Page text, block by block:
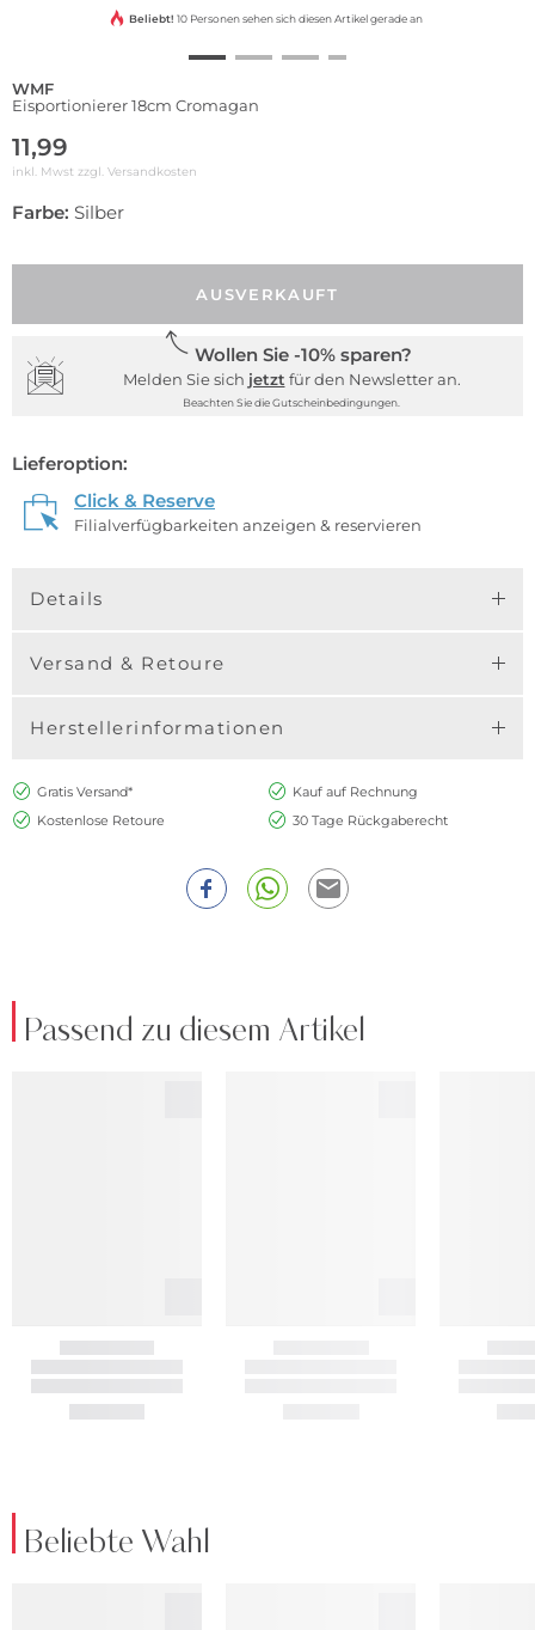
Beliebt! 10 Personen sehen sich diesen Artikel gerade an
WMF
Eisportionierer 18cm Cromagan
11,99
inkl. Mwst zzgl. Versandkosten
Farbe: Silber
AUSVERKAUFT
Wollen Sie -10% sparen?
Melden Sie sich jetzt für den Newsletter an.
Beachten Sie die Gutscheinbedingungen.
Lieferoption:
Click & Reserve
Filialverfügbarkeiten anzeigen & reservieren
Details
Versand & Retoure
Herstellerinformationen
Gratis Versand*
Kauf auf Rechnung
Kostenlose Retoure
30 Tage Rückgaberecht
Passend zu diesem Artikel
Beliebte Wahl